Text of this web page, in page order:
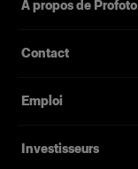
À propos de Profoto
Contact
Emploi
Investisseurs